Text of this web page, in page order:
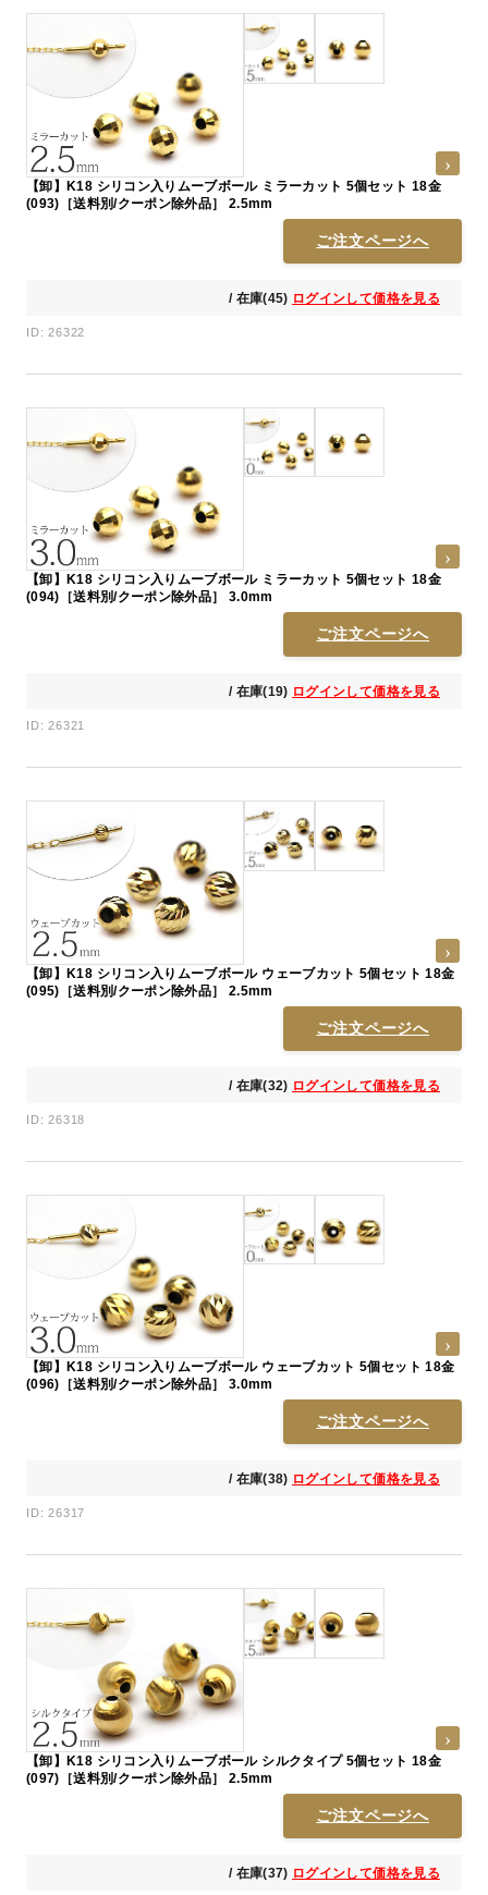
【卸】K18 シリコン入りムーブボール ミラーカット 5個セット 18金
(093)［送料別/クーポン除外品］ 2.5mm
ご注文ページへ
/ 在庫(45) ログインして価格を見る
ID: 26322
【卸】K18 シリコン入りムーブボール ミラーカット 5個セット 18金
(094)［送料別/クーポン除外品］ 3.0mm
ご注文ページへ
/ 在庫(19) ログインして価格を見る
ID: 26321
【卸】K18 シリコン入りムーブボール ウェーブカット 5個セット 18金
(095)［送料別/クーポン除外品］ 2.5mm
ご注文ページへ
/ 在庫(32) ログインして価格を見る
ID: 26318
【卸】K18 シリコン入りムーブボール ウェーブカット 5個セット 18金
(096)［送料別/クーポン除外品］ 3.0mm
ご注文ページへ
/ 在庫(38) ログインして価格を見る
ID: 26317
【卸】K18 シリコン入りムーブボール シルクタイプ 5個セット 18金
(097)［送料別/クーポン除外品］ 2.5mm
ご注文ページへ
/ 在庫(37) ログインして価格を見る